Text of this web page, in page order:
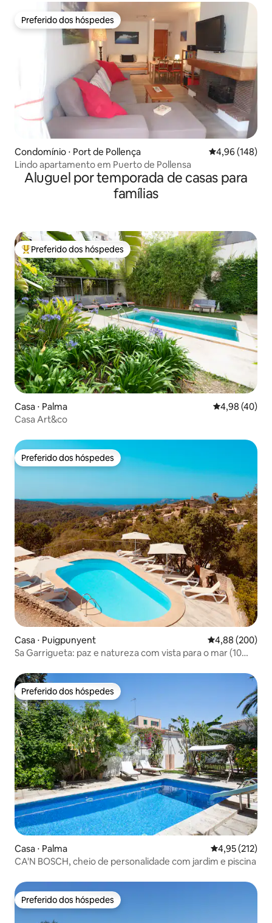
Preferido dos hóspedes
Preferido dos hóspedes
Condomínio ⋅ Port de Pollença 4,96 de uma
4,96 (148)
Lindo apartamento em Puerto de Pollensa
Aluguel por temporada de casas para
famílias
Entre os melhores preferidos dos hóspedes
Preferido dos hóspedes
Casa ⋅ Palma 4,98 de uma
4,98 (40)
Casa Art&co
Preferido dos hóspedes
Preferido dos hóspedes
Casa ⋅ Puigpunyent 4,88 de uma
4,88 (200)
Sa Garrigueta: paz e natureza com vista para o mar (10
Preferido dos hóspedes
Preferido dos hóspedes
Casa ⋅ Palma 4,95 de uma
4,95 (212)
CA'N BOSCH, cheio de personalidade com jardim e piscina
Preferido dos hóspedes
Preferido dos hóspedes